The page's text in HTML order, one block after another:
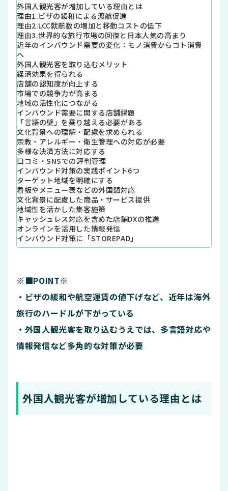
外国人観光客が増加している理由とは
理由1.ビザの緩和による渡航促進
理由2.LCC就航数の増加と移動コストの低下
理由3.世界的な旅行市場の回復と日本人気の高まり
近年のインバウンド需要の変化：モノ消費からコト消費
へ
外国人観光客を取り込むメリット
経済効果を得られる
店舗の認知度が向上する
市場での競争力が高まる
地域の活性化につながる
インバウンド需要に関する店舗課題
「言語の壁」を乗り越える必要がある
文化背景への理解・配慮を求められる
宗教・アレルギー・衛生管理への対応が必要
多様な決済方法に対応する
口コミ・SNSでの評判管理
インバウンド対策の実践ポイント6つ
ターゲット地域を明確にする
看板やメニュー表などの外国語対応
文化背景に配慮した商品・サービス提供
地域性を活かした集客施策
キャッシュレス対応を含めた店舗DXの推進
オンラインを活用した情報発信
インバウンド対策に「STOREPAD」
※■POINT※
・ビザの緩和や航空運賃の値下げなど、近年は海外
旅行のハードルが下がっている
・外国人観光客を取り込むうえでは、多言語対応や
情報発信など多角的な対策が必要
外国人観光客が増加している理由とは